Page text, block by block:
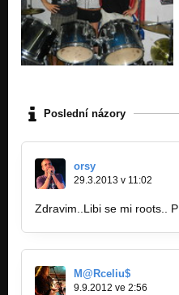
Poslední názory
orsy
29.3.2013 v 11:02
Zdravim..Libi se mi roots..
M@Rceliu$
9.9.2012 ve 2:56